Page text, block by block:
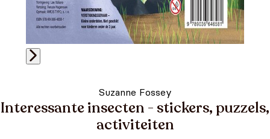
Suzanne Fossey
Interessante insecten - stickers, puzzels,
activiteiten